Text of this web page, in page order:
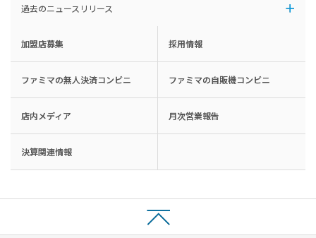
過去のニュースリリース
加盟店募集 採用情報
ファミマの無人決済コンビニ ファミマの自販機コンビニ
店内メディア 月次営業報告
決算関連情報